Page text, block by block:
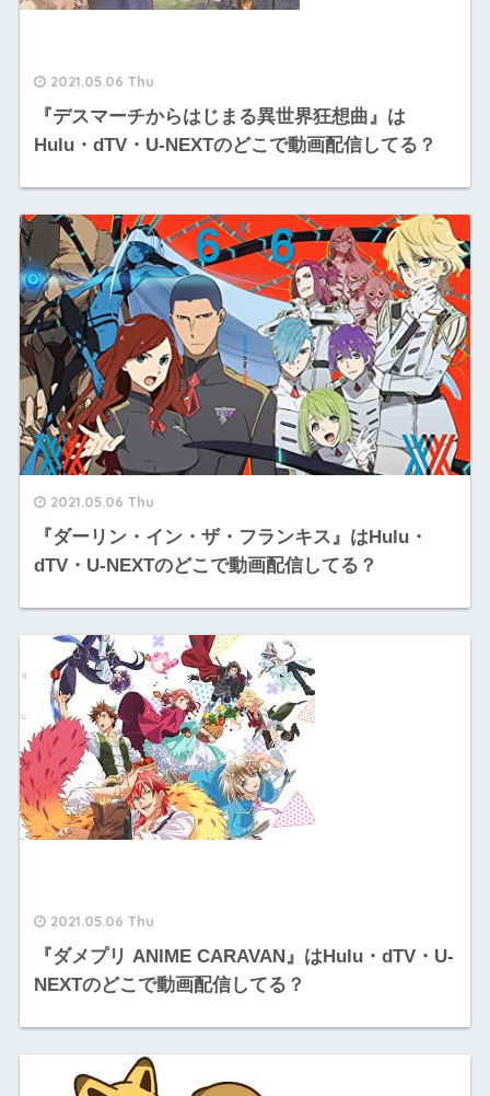
2021.05.06 Thu
『デスマーチからはじまる異世界狂想曲』は
Hulu・dTV・U-NEXTのどこで動画配信してる？
2021.05.06 Thu
『ダーリン・イン・ザ・フランキス』はHulu・
dTV・U-NEXTのどこで動画配信してる？
2021.05.06 Thu
『ダメプリ ANIME CARAVAN』はHulu・dTV・U-
NEXTのどこで動画配信してる？